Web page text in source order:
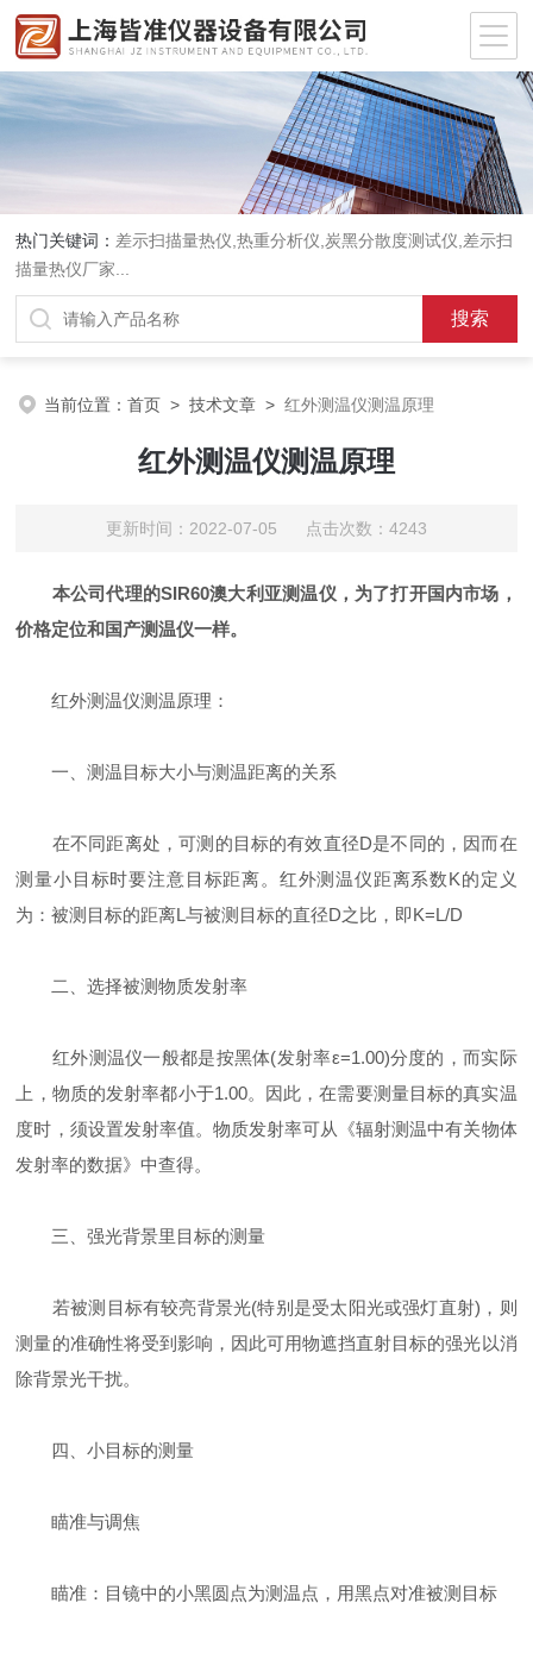
热门关键词： 差示扫描量热仪 ,热重分析仪 炭黑分散度测试仪 差示扫
描量热仪厂家
当前位置：首页 >技术文章 >红外测温仪测温原理
红外测温仪测温原理
更新时间：2022-07-05 点击次数：4243
本公司代理的SIR60澳大利亚测温仪，为了打开国内市场，
价格定位和国产测温仪一样。
红外测温仪测温原理：
一、测温目标大小与测温距离的关系
在不同距离处，可测的目标的有效直径D是不同的，因而在
测量小目标时要注意目标距离。红外测温仪距离系数K的定义
为：被测目标的距离L与被测目标的直径D之比，即K=L/D
二、选择被测物质发射率
红外测温仪一般都是按黑体(发射率ε=1.00)分度的，而实际
上，物质的发射率都小于1.00。因此，在需要测量目标的真实温
度时，须设置发射率值。物质发射率可从《辐射测温中有关物体
发射率的数据》中查得。
三、强光背景里目标的测量
若被测目标有较亮背景光(特别是受太阳光或强灯直射)，则
测量的准确性将受到影响，因此可用物遮挡直射目标的强光以消
除背景光干扰。
四、小目标的测量
瞄准与调焦
瞄准：目镜中的小黑圆点为测温点，用黑点对准被测目标